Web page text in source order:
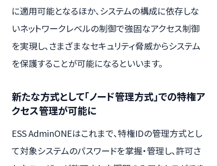
に適用可能となるほか、システムの構成に依存しな
いネットワークレベルの制御で強固なアクセス制御
を実現し、さまざまなセキュリティ脅威からシステム
を保護することが可能になるといいます。
新たな方式として「ノード管理方式」での特権ア
クセス管理が可能に
ESS AdminONEはこれまで、特権IDの管理方式とし
て対象システムのパスワードを掌握・管理し、許可さ